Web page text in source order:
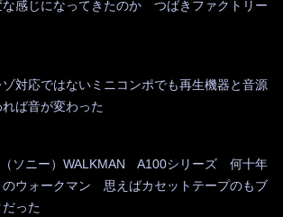
な感じになってきたのか つばきファクトリー
対応ではないミニコンポでも再生機器と音源
ば音が変わった
ソニー）WALKMAN A100シリーズ 何十年
のウォークマン 思えばカセットテープのもブ
った